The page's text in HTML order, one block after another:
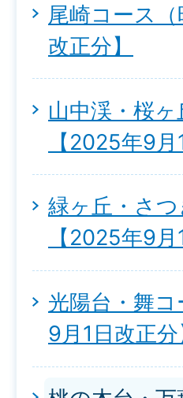
尾崎コース
改正分】
山中渓・桜
【2025年9月
緑ヶ丘・さ
【2025年9月
光陽台・舞
9月1日改正分